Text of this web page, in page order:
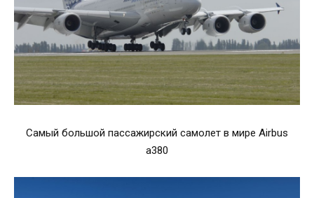
Самый большой пассажирский самолет в мире Airbus
a380